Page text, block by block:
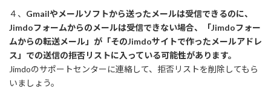
４、 Gmailやメールソフトから送ったメールは受信できるのに、
Jimdoフォームからのメールは受信できない場合、「Jimdoフォー
ムからの転送メール」が「そのJimdoサイトで作ったメールアドレ
ス」での送信の拒否リストに入っている可能性があります。
Jimdoのサポートセンターに連絡して、拒否リストを削除してもら
いましょう。